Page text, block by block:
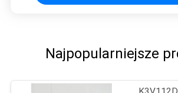
Najpopularniejsze